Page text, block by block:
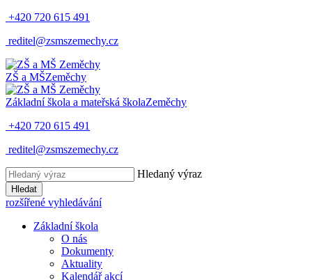
+420 720 615 491
reditel@zsmszemechy.cz
ZŠ a MŠZeměchy
Základní škola a mateřská školaZeměchy
+420 720 615 491
reditel@zsmszemechy.cz
Hledaný výraz
Hledat
rozšířené vyhledávání
Základní škola
O nás
Dokumenty
Aktuality
Kalendář akcí